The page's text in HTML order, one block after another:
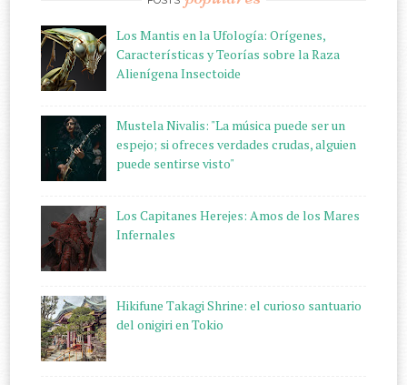
Los Mantis en la Ufología: Orígenes,
Características y Teorías sobre la Raza
Alienígena Insectoide
Mustela Nivalis: "La música puede ser un
espejo; si ofreces verdades crudas, alguien
puede sentirse visto"
Los Capitanes Herejes: Amos de los Mares
Infernales
Hikifune Takagi Shrine: el curioso santuario
del onigiri en Tokio